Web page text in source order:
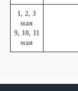
1, 2, 3
мая
9, 10, 11
мая